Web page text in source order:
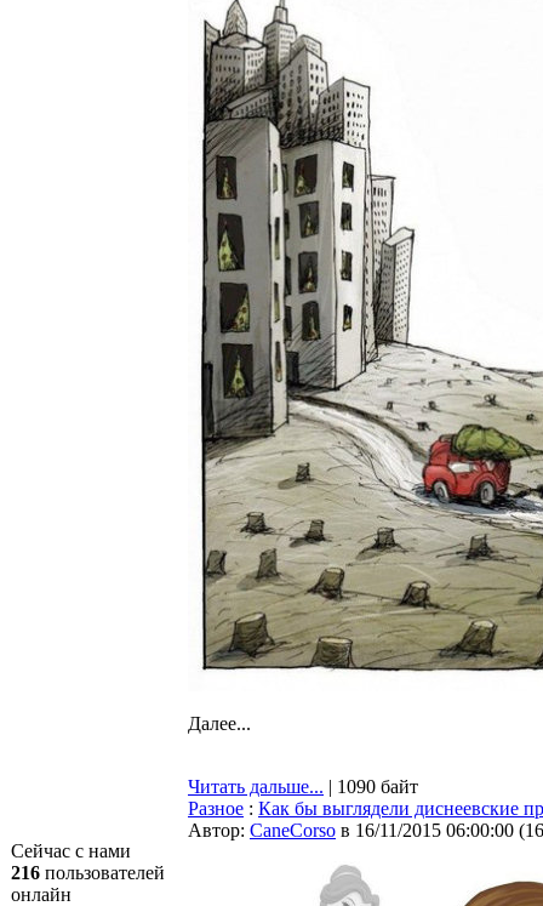
Сейчас с нами
216 пользователей
онлайн
Далее...
Читать дальше... | 1090 байт
Разное : Как бы выглядели диснеевские
Автор: CaneCorso в 16/11/2015 06:00:00 (